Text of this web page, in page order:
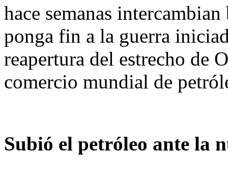
hace semanas
ponga fin a la guerra
reapertura del estrecho de
comercio mundial de
Subió el petróleo ante la